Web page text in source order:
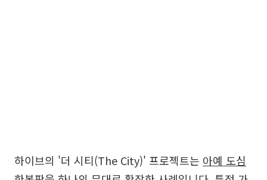
하이브의 '더 시티(The City)' 프로젝트는 아예 도심